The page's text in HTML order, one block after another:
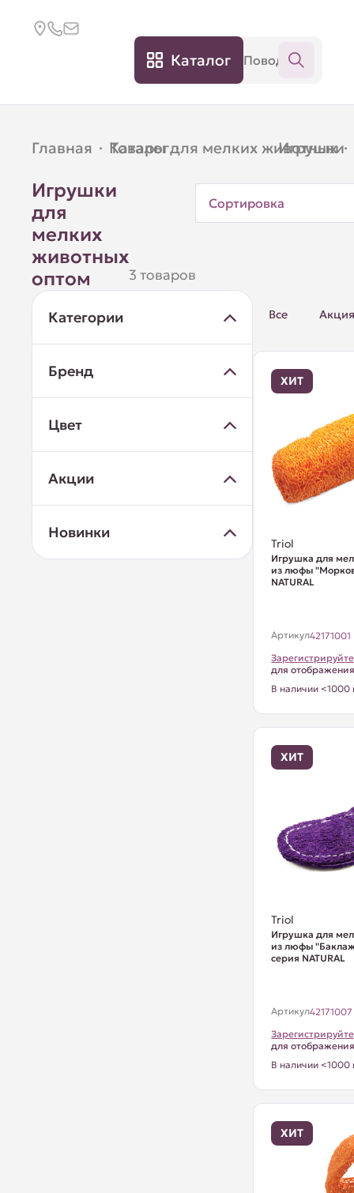
Каталог
Главная · Каталог ·
Товары для мелких животных ·
Игрушки
Игрушки
для
мелких
животных
оптом
3 товаров
Сортировка
Категории
Бренд
Цвет
Акции
Новинки
Все
ХИТ
Triol
Игрушка для
из люфы
NATURAL
Артикул42171001
для
В наличии <1000
ХИТ
Triol
Игрушка для
из люфы
серия NATURAL
Артикул42171007
для
В наличии <1000
ХИТ